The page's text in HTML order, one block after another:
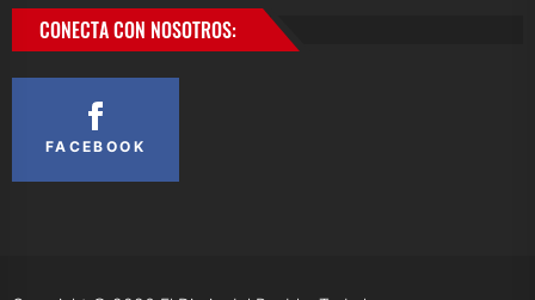
CONECTA CON NOSOTROS:
FACEBOOK